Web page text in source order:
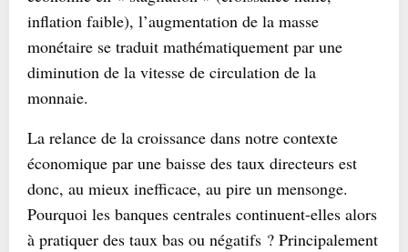
inflation faible), l’augmentation de la masse
monétaire se traduit mathématiquement par une
diminution de la vitesse de circulation de la
monnaie.
La relance de la croissance dans notre contexte
économique par une baisse des taux directeurs est
donc, au mieux inefficace, au pire un mensonge.
Pourquoi les banques centrales continuent-elles alors
à pratiquer des taux bas ou négatifs ? Principalement